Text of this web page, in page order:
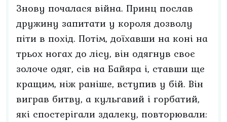
Знову почалася війна. Принц послав
дружину запитати у короля дозволу
піти в похід. Потім, доїхавши на коні на
трьох ногах до лісу, він одягнув своє
золоче одяг, сів на Байяра і, ставши ще
кращим, ніж раніше, вступив у бій. Він
виграв битву, а кульгавий і горбатий,
які спостерігали здалеку, повторювали: